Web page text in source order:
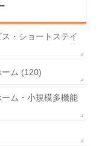
・ショートステイ
ム (120)
ム・小規模多機能